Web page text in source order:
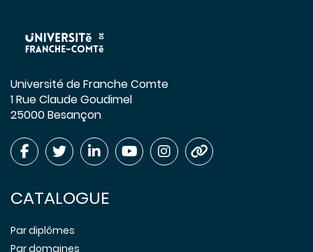
Université de Franche Comte
1 Rue Claude Goudimel
25000 Besançon
CATALOGUE
Par diplômes
Par domaines